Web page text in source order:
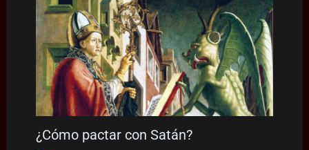
¿Cómo pactar con Satán?